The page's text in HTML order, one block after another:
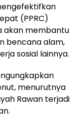
(PPRC)
akan membantu
bencana alam,
sosial lainnya.
menurutnya
Rawan terjadi